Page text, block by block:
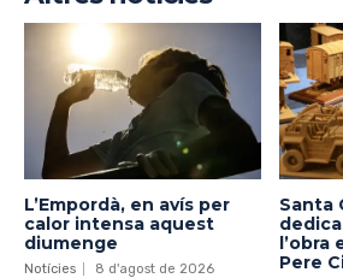
L’Empordà, en avís per
calor intensa aquest
diumenge
Notícies 8 d'agost de 2026
Santa
l’obra
Pere